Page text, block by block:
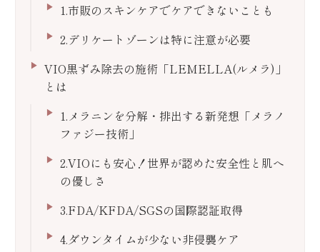
1.市販のスキンケアでケアできないことも
2.デリケートゾーンは特に注意が必要
VIO黒ずみ除去の施術「LEMELLA(ルメラ)」
とは
1.メラニンを分解・排出する新発想「メラノ
ファジー技術」
2.VIOにも安心！世界が認めた安全性と肌へ
の優しさ
3.FDA/KFDA/SGSの国際認証取得
4.ダウンタイムが少ない非侵襲ケア